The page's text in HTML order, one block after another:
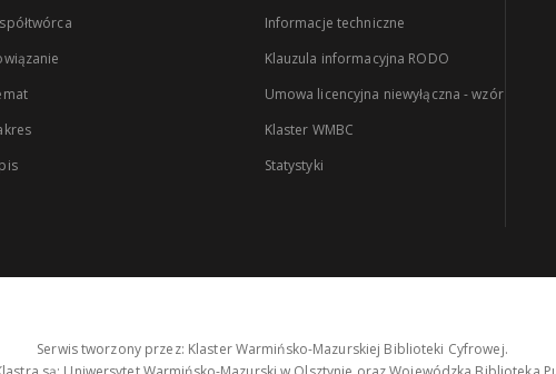
Informacje techniczne
Klauzula informacyjna RODO
Umowa licencyjna niewyłączna - wzór
Klaster WMBC
Statystyki
Serwis tworzony przez: Klaster Warmińsko-Mazurskiej Biblioteki Cyfrowej.